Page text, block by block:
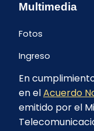
Multimedia
Fotos
Ingreso
En
en elAcuerdo
emitido por el